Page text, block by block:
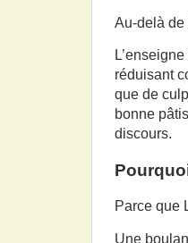
Au-delà de
réduisant
que de
bonne
discours.
Parce que
Une